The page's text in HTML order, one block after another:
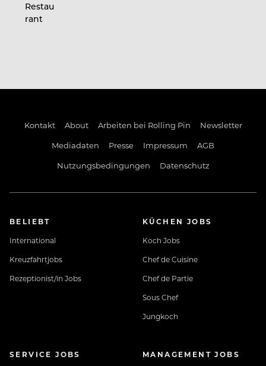
Restau
rant
Kontakt About Arbeiten bei Rolling Pin
Newsletter
Mediadaten
Presse Impressum
AGB
Nutzungsbedingungen
Datenschutz
BELIEBT
International
Kreuzfahrtjobs
Rezeptionist/in Jobs
KÜCHEN JOBS
Koch Jobs
Chef de Cuisine
Chef de Partie
Sous Chef
Jungkoch
SERVICE JOBS
MANAGEMENT JOBS